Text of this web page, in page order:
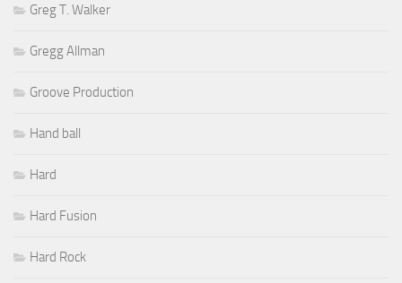
Greg T. Walker
Gregg Allman
Groove Production
Hand ball
Hard
Hard Fusion
Hard Rock